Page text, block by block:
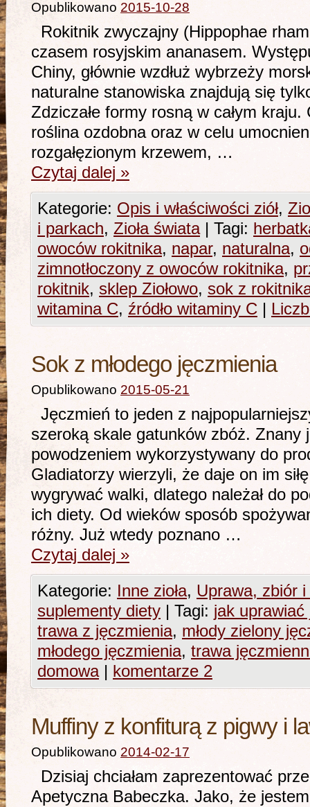
Opublikowano 2015-10-28
Rokitnik zwyczajny (Hippophae
czasem rosyjskim ananasem.
Chiny, głównie wzdłuż wybrzeży
naturalne stanowiska znajdują się
Zdziczałe formy rosną w całym
roślina ozdobna oraz w celu
rozgałęzionym krzewem, …
Czytaj dalej »
Kategorie: Opis i właściwości ziół,
i parkach, Zioła świata | Tagi:
owoców rokitnika, napar, naturalna,
zimnotłoczony z owoców rokitnika,
rokitnik, sklep Ziołowo, sok z
witamina C, źródło witaminy C |
Sok z młodego jęczmienia
Opublikowano 2015-05-21
Jęczmień to jeden z
szeroką skale gatunków zbóż. Znany
powodzeniem wykorzystywany do
Gladiatorzy wierzyli, że daje on im
wygrywać walki, dlatego należał do
ich diety. Od wieków sposób
różny. Już wtedy poznano …
Czytaj dalej »
Kategorie: Inne zioła, Uprawa, zbiór i
suplementy diety | Tagi: jak
trawa z jęczmienia, młody zielony
młodego jęczmienia, trawa
domowa | komentarze 2
Muffiny z konfiturą z pigwy i
Opublikowano 2014-02-17
Dzisiaj chciałam zaprezentować
Apetyczna Babeczka. Jako, że